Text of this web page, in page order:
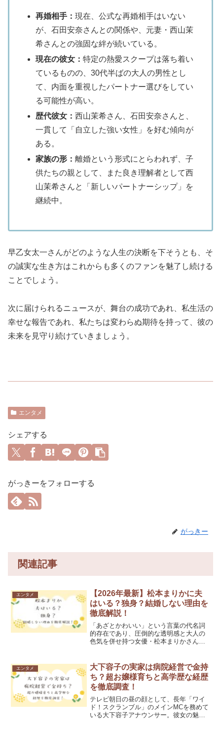
再婚相手：現在、公式な再婚相手はいない
が、石田安奈さんとの関係や、元妻・西山茉
希さんとの強固な絆が続いている。
現在の彼女：特定の熱愛スクープは落ち着い
ているものの、30代半ばの大人の男性とし
て、内面を重視したパートナー選びをしてい
る可能性が高い。
歴代彼女：西山茉希さん、石田安奈さんと、
一貫して「自立した強い女性」を好む傾向が
ある。
家族の形：離婚という形式にとらわれず、子
供たちの親として、また良き理解者として西
山茉希さんと「新しいパートナーシップ」を
継続中。
早乙女太一さんがどのような人生の決断を下そうとも、そ
の誠実な生き方はこれからも多くのファンを魅了し続ける
ことでしょう。
次に届けられるニュースが、舞台の成功であれ、私生活の
幸せな報告であれ、私たちは変わらぬ期待を持って、彼の
未来を見守り続けていきましょう。
エンタメ
シェアする
がっきーをフォローする
がっきー
関連記事
エンタメ
【2026年最新】松本まりかに夫
はいる？独身？結婚しない理由を
徹底解説！
「あざとかわいい」という言葉の代名詞
的存在であり、圧倒的な透明感と大人の
色気を併せ持つ女優・松本まりかさん。
見ない日がないほどの活躍を続けていま
す。そんな彼女につい...
エンタメ
大下容子の実家は病院経営で金持
ち？超お嬢様育ちと高学歴な経歴
を徹底調査！
テレビ朝日の昼の顔として、長年「ワイ
ド！スクランブル」のメインMCを務めて
いる大下容子アナウンサー。彼女の魅力